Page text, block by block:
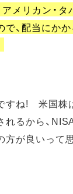
アメリカン・
で、配当にか
すね! 米国株
れるから、
方が良いって